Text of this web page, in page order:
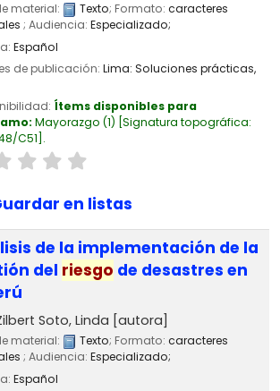
material: Texto; Formato: caracteres
; Audiencia: Especializado;
Español
de publicación: Lima: Soluciones prácticas,
Ítems disponibles para
Mayorazgo (1) Signatura topográfica:
C51 .
en listas
de la implementación de la
del riesgo de desastres en
Soto, Linda [autora]
material: Texto; Formato: caracteres
; Audiencia: Especializado;
Español